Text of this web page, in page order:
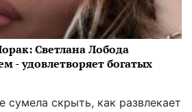
Светлана Лобода
- удовлетворяет богатых
сумела скрыть, как развлекает